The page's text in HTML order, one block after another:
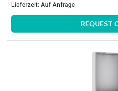
Lieferzeit: Auf Anfrage
REQUEST